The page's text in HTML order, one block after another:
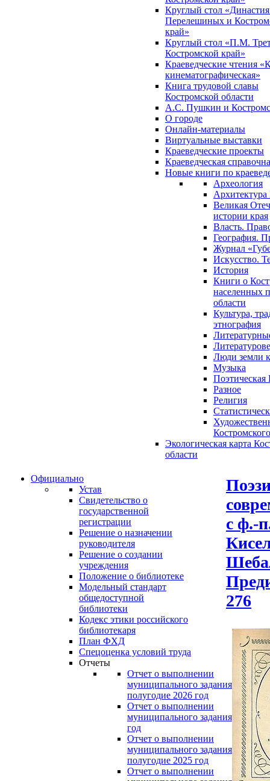
Круглый стол
Перелешиных и
край»
Круглый стол «П.М.
Костромской край»
Краеведческие чтения
кинематографическая»
Книга трудовой славы
Костромской области
А.С. Пушкин и
О городе
Онлайн-материалы
Виртуальные выставки
Краеведческие проекты
Краеведческая
Новые книги по
Археология
Архитектура
Великая
истории края
Власть.
География.
Журнал
Искусство.
История
Книги о
населенных
области
Культура,
этнография
Люди земли
Музыка
Поэтическая
Разное
Религия
Экологическая карта
области
Официально
Устав
Свидетельство о
государственной
регистрации
Решение о назначении
руководителя
Решение о создании
учреждения
Положение о библиотеке
Модельный стандарт
общедоступной
библиотеки
Кодекс этики российского
библиотекаря
План ФХД
Спецоценка условий труда
Отчеты
Отчет о выполнении
муниципального задания за
полугодие 2026 год
Отчет о выполнении
муниципального задания за 2025
год
Отчет о выполнении
муниципального задания за
полугодие 2025 год
Отчет о выполнении
с ф.-
276